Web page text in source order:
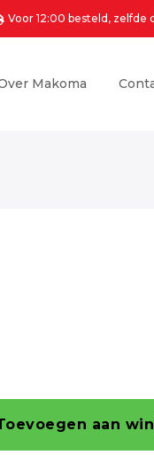
Voor 12:00 besteld, zelfde
Makoma
aan